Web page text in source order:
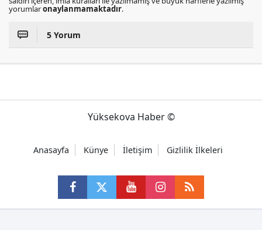
yorumlaronaylanmamaktadır.
5 Yorum
Yüksekova Haber ©
Anasayfa Künye İletişim Gizlilik İlkeleri